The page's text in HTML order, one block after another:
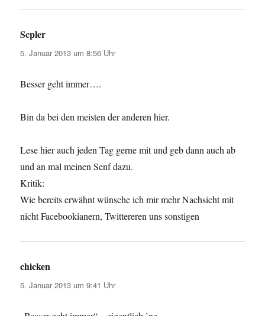
Scpler
5. Januar 2013 um 8:56 Uhr
Besser geht immer….
Bin da bei den meisten der anderen hier.
Lese hier auch jeden Tag gerne mit und geb dann auch ab
und an mal meinen Senf dazu.
Kritik:
Wie bereits erwähnt wünsche ich mir mehr Nachsicht mit
nicht Facebookianern, Twittereren uns sonstigen
chicken
5. Januar 2013 um 9:41 Uhr